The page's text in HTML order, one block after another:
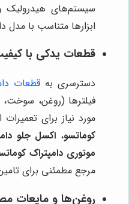
سیستم‌های هیدرولیک
ابزارها متناسب با مدل
قطعات یدکی با
دسترسری به قطعات
فیلترها (روغن،
مورد نیاز برای تعمیرات
کوماتسو، اکسل جلو
موتوری دامپتراک
مرجع مطمئنی برای
روغن‌ها و مایعات